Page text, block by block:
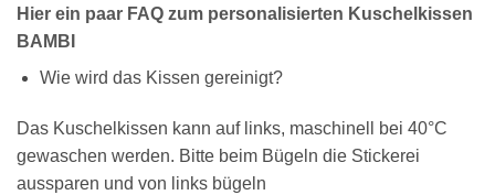
Hier ein paar FAQ zum personalisierten Kuschelkissen
BAMBI
Wie wird das Kissen gereinigt?
Das Kuschelkissen kann auf links, maschinell bei 40°C
gewaschen werden. Bitte beim Bügeln die Stickerei
aussparen und von links bügeln